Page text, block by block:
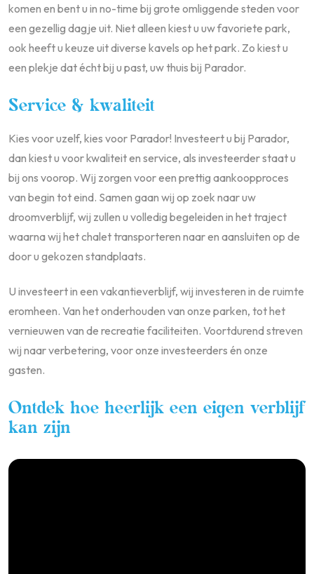
komen en bent u in no-time bij grote omliggende steden voor
een gezellig dagje uit. Niet alleen kiest u uw favoriete park,
ook heeft u keuze uit diverse kavels op het park. Zo kiest u
een plekje dat écht bij u past, uw thuis bij Parador.
Service & kwaliteit
Kies voor uzelf, kies voor Parador! Investeert u bij Parador,
dan kiest u voor kwaliteit en service, als investeerder staat u
bij ons voorop. Wij zorgen voor een prettig aankoopproces
van begin tot eind. Samen gaan wij op zoek naar uw
droomverblijf, wij zullen u volledig begeleiden in het traject
waarna wij het chalet transporteren naar en aansluiten op de
door u gekozen standplaats.
U investeert in een vakantieverblijf, wij investeren in de ruimte
eromheen. Van het onderhouden van onze parken, tot het
vernieuwen van de recreatie faciliteiten. Voortdurend streven
wij naar verbetering, voor onze investeerders én onze
gasten.
Ontdek hoe heerlijk een eigen verblijf
kan zijn